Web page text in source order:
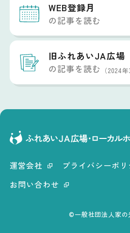
WEB登録月
の記事を読む
旧ふれあいJA広場
の記事を読む （2024
運営会社
プライバシーポリ
お問い合わせ
©一般社団法人家の